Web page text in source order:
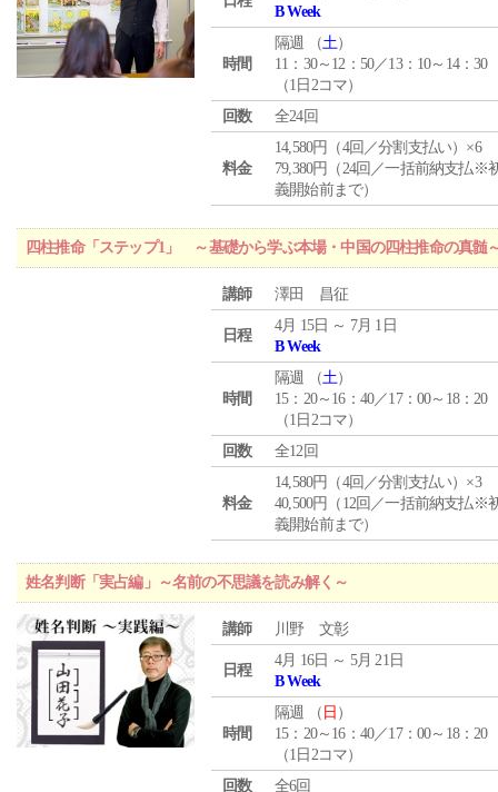
B Week
時間
隔週 （土）
11：30～12：50／13：10～14：30
（1日2コマ）
回数
全24回
料金
14,580円（4回／分割支払い）×6
79,380円（24回／一括前納支払※
義開始前まで）
四柱推命「ステップ1」 ～基礎から学ぶ本場・中国の四柱推命の真髄
講師 澤田 昌征
日程
4月 15日 ～ 7月 1日
B Week
時間
隔週 （土）
15：20～16：40／17：00～18：20
（1日2コマ）
回数
全12回
料金
14,580円（4回／分割支払い）×3
40,500円（12回／一括前納支払※
義開始前まで）
姓名判断「実占編」～名前の不思議を読み解く～
講師 川野 文彰
日程
4月 16日 ～ 5月 21日
B Week
時間
隔週 （ 日 ）
15：20～16：40／17：00～18：20
（1日2コマ）
回数
全6回